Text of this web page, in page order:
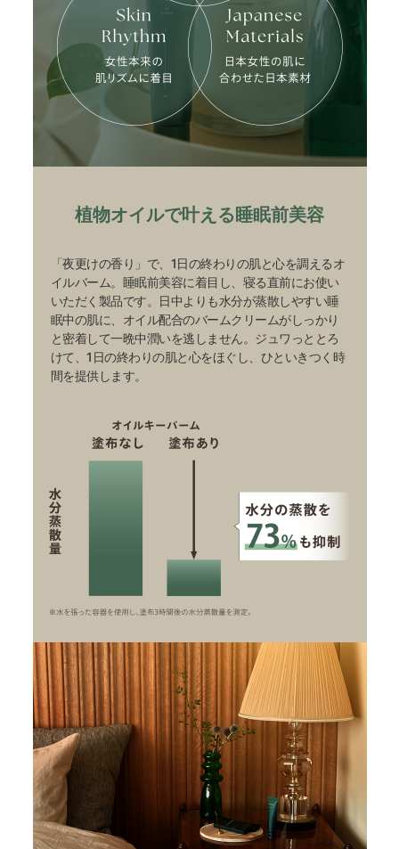
植物オイルで叶える睡眠前美容
「夜更けの香り」で、1日の終わりの肌と心を調えるオ
イルバーム。睡眠前美容に着目し、寝る直前にお使い
いただく製品です。日中よりも水分が蒸散しやすい睡
眠中の肌に、オイル配合のバームクリームがしっかり
と密着して一晩中潤いを逃しません。ジュワっととろ
けて、1日の終わりの肌と心をほぐし、ひといきつく時
間を提供します。